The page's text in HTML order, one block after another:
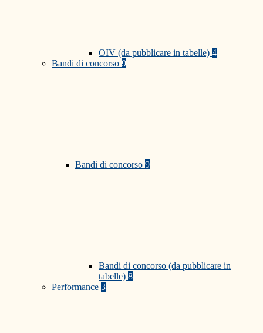
OIV (da pubblicare in tabelle) 4
Bandi di concorso 9
Bandi di concorso 9
Bandi di concorso (da pubblicare in
tabelle) 8
Performance 3